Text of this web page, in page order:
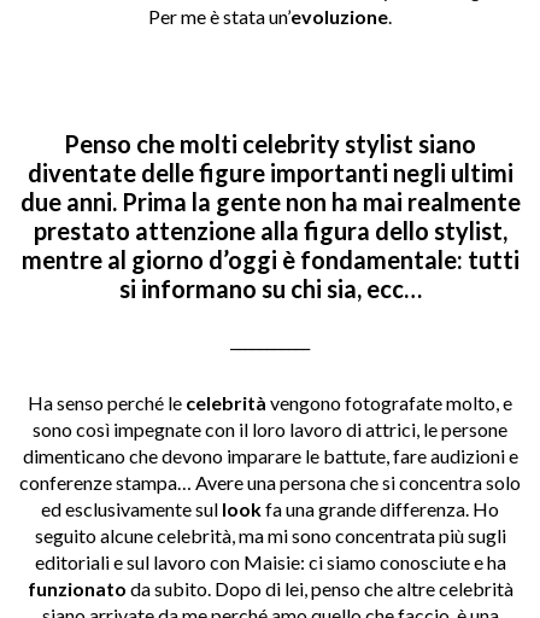
Per me è stata un’evoluzione.
Penso che molti celebrity stylist siano
diventate delle figure importanti negli ultimi
due anni. Prima la gente non ha mai realmente
prestato attenzione alla figura dello stylist,
mentre al giorno d’oggi è fondamentale: tutti
si informano su chi sia, ecc…
Ha senso perché le celebrità vengono fotografate molto, e
sono così impegnate con il loro lavoro di attrici, le persone
dimenticano che devono imparare le battute, fare audizioni e
conferenze stampa… Avere una persona che si concentra solo
ed esclusivamente sul lookfa una grande differenza. Ho
seguito alcune celebrità, ma mi sono concentrata più sugli
editoriali e sul lavoro con Maisie: ci siamo conosciute e ha
funzionato da subito. Dopo di lei, penso che altre celebrità